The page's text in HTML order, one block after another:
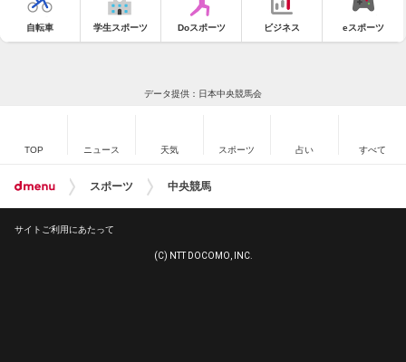
自転車 学生スポーツ Doスポーツ ビジネス eスポーツ
データ提供：日本中央競馬会
TOP ニュース 天気 スポーツ 占い すべて
スポーツ 中央競馬
サイトご利用にあたって
(C) NTT DOCOMO, INC.